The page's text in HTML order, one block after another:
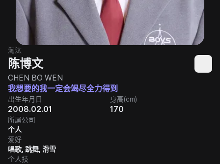
淘汰
陈博文
CHEN BO WEN
我想要的我一定会竭尽全力得到
出生年月日
2008.02.01
身高(cm)
170
所属公司
个人
爱好
唱歌, 跳舞, 滑雪
个人技